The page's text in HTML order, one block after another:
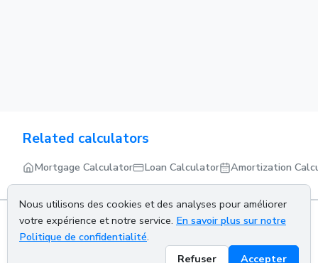
Related calculators
Mortgage Calculator Loan Calculator Amortization
About us Privacy policy
Nous utilisons des cookies et des analyses pour améliorer
votre expérience et notre service. En savoir plus sur notre
Politique de confidentialité.
Refuser
Accepter